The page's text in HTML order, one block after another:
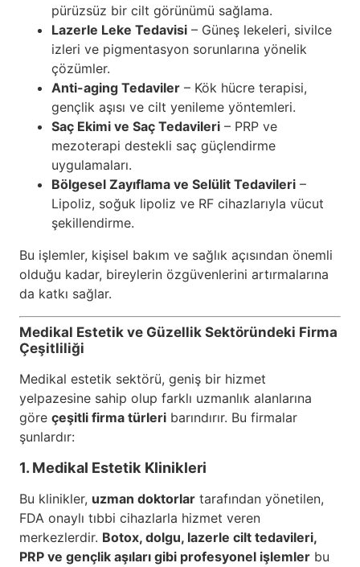
pürüzsüz bir cilt görünümü sağlama.
Lazerle Leke Tedavisi – Güneş lekeleri, sivilce
izleri ve pigmentasyon sorunlarına yönelik
çözümler.
Anti-aging Tedaviler – Kök hücre terapisi,
gençlik aşısı ve cilt yenileme yöntemleri.
Saç Ekimi ve Saç Tedavileri – PRP ve
mezoterapi destekli saç güçlendirme
uygulamaları.
Bölgesel Zayıflama ve Selülit Tedavileri –
Lipoliz, soğuk lipoliz ve RF cihazlarıyla vücut
şekillendirme.
Bu işlemler, kişisel bakım ve sağlık açısından önemli
olduğu kadar, bireylerin özgüvenlerini artırmalarına
da katkı sağlar.
Medikal Estetik ve Güzellik Sektöründeki Firma
Çeşitliliği
Medikal estetik sektörü, geniş bir hizmet
yelpazesine sahip olup farklı uzmanlık alanlarına
göre çeşitli firma türleri barındırır. Bu firmalar
şunlardır:
1. Medikal Estetik Klinikleri
Bu klinikler, uzman doktorlar tarafından yönetilen,
FDA onaylı tıbbi cihazlarla hizmet veren
merkezlerdir. Botox, dolgu, lazerle cilt tedavileri,
PRP ve gençlik aşıları gibi profesyonel işlemler bu